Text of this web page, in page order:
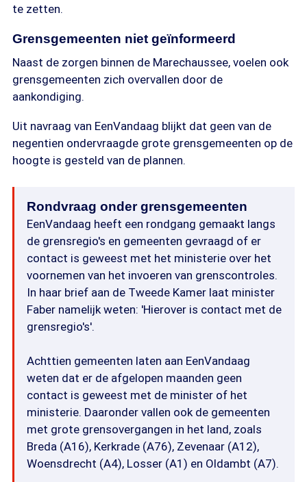
te zetten.
Grensgemeenten niet geïnformeerd
Naast de zorgen binnen de Marechaussee, voelen ook
grensgemeenten zich overvallen door de
aankondiging.
Uit navraag van EenVandaag blijkt dat geen van de
negentien ondervraagde grote grensgemeenten op de
hoogte is gesteld van de plannen.
Rondvraag onder grensgemeenten
EenVandaag heeft een rondgang gemaakt langs
de grensregio's en gemeenten gevraagd of er
contact is geweest met het ministerie over het
voornemen van het invoeren van grenscontroles.
In haar brief aan de Tweede Kamer laat minister
Faber namelijk weten: 'Hierover is contact met de
grensregio's'.
Achttien gemeenten laten aan EenVandaag
weten dat er de afgelopen maanden geen
contact is geweest met de minister of het
ministerie. Daaronder vallen ook de gemeenten
met grote grensovergangen in het land, zoals
Breda (A16), Kerkrade (A76), Zevenaar (A12),
Woensdrecht (A4), Losser (A1) en Oldambt (A7).